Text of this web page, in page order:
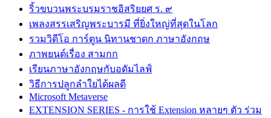
ริ้วขบวนพระบรมราชอิสริยยศ ร. ๙
เพลงสรรเสริญพระบารมี ที่ยิ่งใหญ่ที่สุดในโลก
รวมวิดีโอ การ์ตูน นิทานชาดก ภาษาอังกฤษ
ภาพยนต์เรื่อง สามกก
เรียนภาษาอังกฤษกับอดัมไลฟ์
วิธีการปลูกลำใยได้ผลดี
Microsoft Metaverse
EXTENSION SERIES - การใช้ Extension หลายๆ ตัว ร่วม